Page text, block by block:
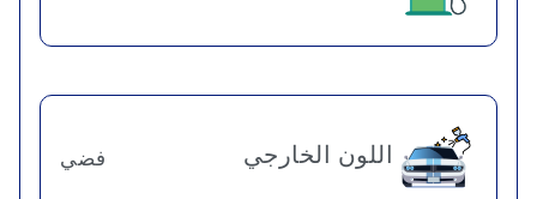
اللون الخارجي فضي